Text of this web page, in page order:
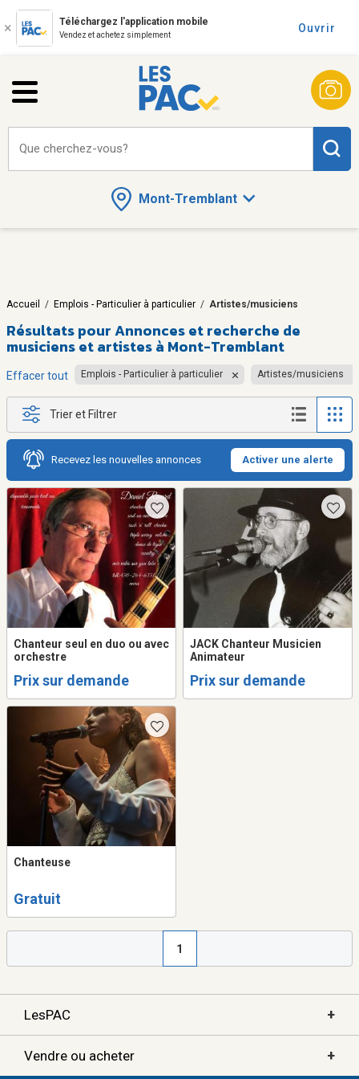
Téléchargez l'application mobile
Vendez et achetez simplement
Ouvrir
Mont-Tremblant
Que cherchez-vous?
Accueil / Emplois - Particulier à particulier / Artistes/musiciens
Résultats pourAnnonces et recherche de
musiciens et artistes à Mont-Tremblant
Effacer tout Emplois - Particulier à particulier Artistes/musiciens
Trier et Filtrer
Recevez les nouvelles annonces Activer une alerte
Chanteur seul en duo ou avec
orchestre
Prix sur demande
JACK Chanteur Musicien
Animateur
Prix sur demande
Chanteuse
Gratuit
1
LesPAC +
Vendre ou acheter +